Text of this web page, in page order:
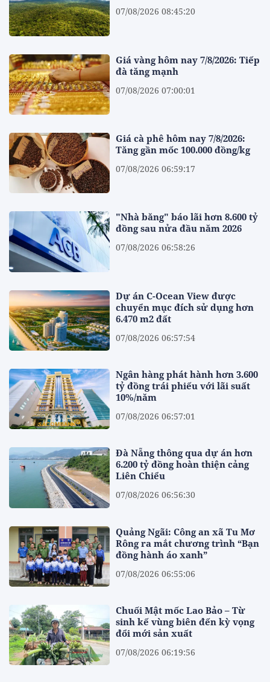
07/08/2026 08:45:20
Giá vàng hôm nay 7/8/2026: Tiếp
đà tăng mạnh
07/08/2026 07:00:01
Giá cà phê hôm nay 7/8/2026:
Tăng gần mốc 100.000 đồng/kg
07/08/2026 06:59:17
"Nhà băng" báo lãi hơn 8.600 tỷ
đồng sau nửa đầu năm 2026
07/08/2026 06:58:26
Dự án C-Ocean View được
chuyển mục đích sử dụng hơn
6.470 m2 đất
07/08/2026 06:57:54
Ngân hàng phát hành hơn 3.600
tỷ đồng trái phiếu với lãi suất
10%/năm
07/08/2026 06:57:01
Đà Nẵng thông qua dự án hơn
6.200 tỷ đồng hoàn thiện cảng
Liên Chiểu
07/08/2026 06:56:30
Quảng Ngãi: Công an xã Tu Mơ
Rông ra mắt chương trình “Bạn
đồng hành áo xanh”
07/08/2026 06:55:06
Chuối Mật mốc Lao Bảo – Từ
sinh kế vùng biên đến kỳ vọng
đổi mới sản xuất
07/08/2026 06:19:56